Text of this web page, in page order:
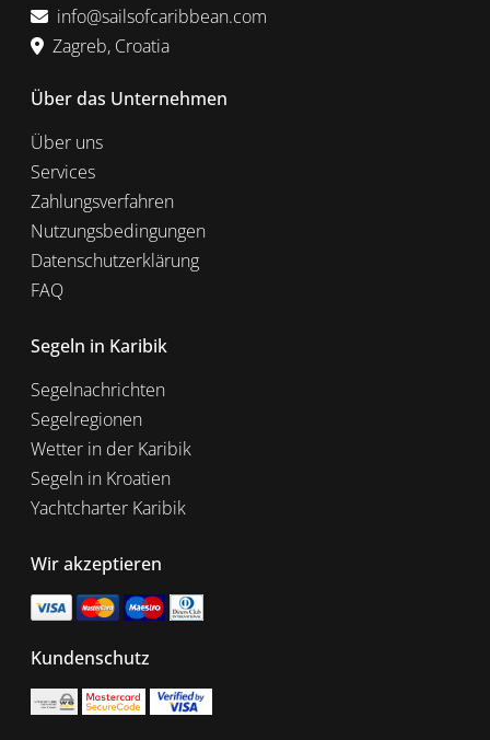
info@sailsofcaribbean.com
Zagreb, Croatia
Über das Unternehmen
Über uns
Services
Zahlungsverfahren
Nutzungsbedingungen
Datenschutzerklärung
FAQ
Segeln in Karibik
Segelnachrichten
Segelregionen
Wetter in der Karibik
Segeln in Kroatien
Yachtcharter Karibik
Wir akzeptieren
Kundenschutz